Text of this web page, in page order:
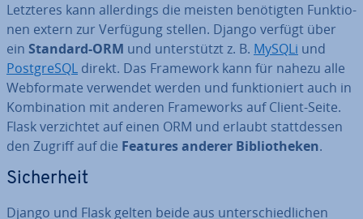
Letzteres kann al­ler­dings die meisten be­nö­tig­ten Funk­tio­
nen extern zur Verfügung stellen. Django verfügt über
ein Standard-ORM und un­ter­stützt z. B. MySQLi und
Post­greS­QL direkt. Das Framework kann für nahezu alle
Web­for­ma­te verwendet werden und funk­tio­niert auch in
Kom­bi­na­ti­on mit anderen Frame­works auf Client-Seite.
Flask ver­zich­tet auf einen ORM und erlaubt statt­des­sen
den Zugriff auf die Features anderer Bi­blio­the­ken.
Si­cher­heit
Django und Flask gelten beide aus un­ter­schied­li­chen